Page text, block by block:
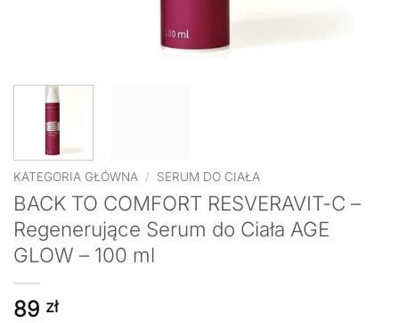
KATEGORIA GŁÓWNA / SERUM DO CIAŁA
BACK TO COMFORT RESVERAVIT-C –
Regenerujące Serum do Ciała AGE
GLOW – 100 ml
89 zł